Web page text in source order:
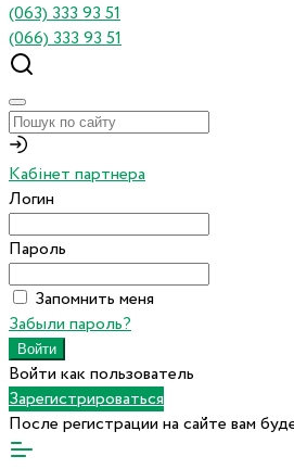
(063) 333 93 51
(066) 333 93 51
Кабінет партнера
Логин
Пароль
Запомнить меня
Забыли пароль?
Войти как пользователь
Зарегистрироваться
После регистрации на сайте вам